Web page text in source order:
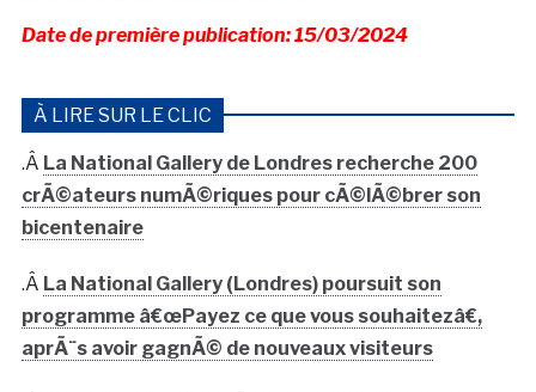
Date de première publication: 15/03/2024
À LIRE SUR LE CLIC
.Â La National Gallery de Londres recherche 200
crÃ©ateurs numÃ©riques pour cÃ©lÃ©brer son
bicentenaire
.Â La National Gallery (Londres) poursuit son
programme â€œPayez ce que vous souhaitezâ€,
aprÃ¨s avoir gagnÃ© de nouveaux visiteurs